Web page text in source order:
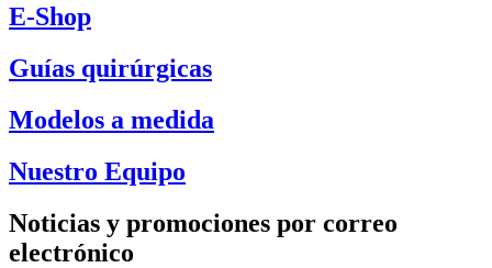
E-Shop
Guías quirúrgicas
Modelos a medida
Nuestro Equipo
Noticias y promociones por correo
electrónico